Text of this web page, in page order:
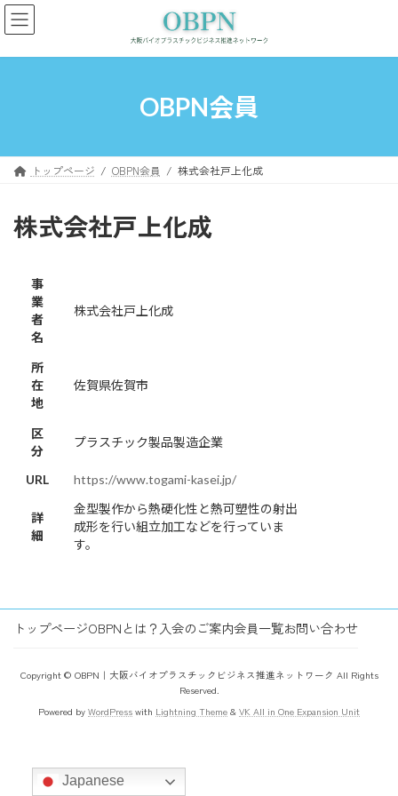
コ
ン
ン
ナ
ビ
ー
OBPN会員
トップページ OBPN会員 株式会社戸上化成
株式会社戸上化成
事
業
者
名
株式会社戸上化成
所
在
地
佐賀県佐賀市
区
分
プラスチック製品製造企業
URL https://www.togami-kasei.jp/
詳
細
金型製作から熱硬化性と熱可塑性の射出
成形を行い組立加工などを行っていま
す。
トップページOBPNとは？ 入会のご案内会員一覧お問い合わせ
Copyright © OBPN｜大阪バイオプラスチックビジネス推進ネットワーク All Rights
Reserved.
Powered by WordPress with Lightning Theme & VK All in One Expansion Unit
Japanese